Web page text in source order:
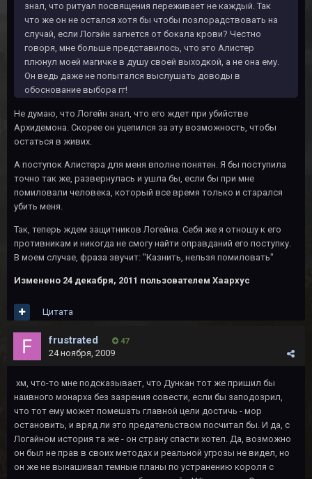
знал, что ритуал посвящения переживает не каждый. Так
что же он не остался хотя бы чтобы позлорадствовать на
случай, если Логэйн загнется от бокала крови? Честно
говоря, мне больше представилось, что это Алистер
плюнул моей магичке в душу своей выходкой, а не она ему.
Он ведь даже не попытался выслушать доводы в
обоснование выбора гг!
Не думаю, что Логейн знал, что его ждет при убийстве
Архидемона. Скорее он уцепился за эту возможность, чтобы
остаться в живих.
А поступок Алистера для меня вполне понятен. Я бы поступила
точно так же, развернулась и ушла бы, если бы при мне
помиловали человека, который все время только и старался
убить меня.
Так, теперь ждем защитников Логейна. Себя же я отношу к его
противникам и никогда не смогу найти оправданий его поступку.
В моем случае, фраза звучит: "Казнить, нельзя помиловать"
Изменено 24 декабря, 2011 пользователем Хаархус
Цитата
frustrated 47
24 ноября, 2009
хм, что-то мне подсказывает, что Дункан тот же пришил бы
наивного монарха без зазрения совести, если бы заподозрил,
что тот ему может помешать главной цели достичь - мор
остановить, и вряд ли это предательством посчитал бы. И да, с
Логайном история та же - он страну спасти хотел. Да, возможно
он был не прав в своих методах и реальной угрозы не видел, но
он же не вынашивал темные планы по устранению короля с